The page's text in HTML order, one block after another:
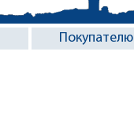
Покупателю